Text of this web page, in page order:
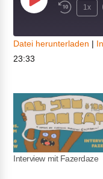
Play
1x
TEILEN
EMBED
Datei herunterladen |
23:33
Interview mit Fazerdaze